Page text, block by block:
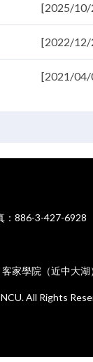
[2025/10/
[2022/12/
[2021/04/
886-3-427-6928
家學院（近中大湖
All Rights